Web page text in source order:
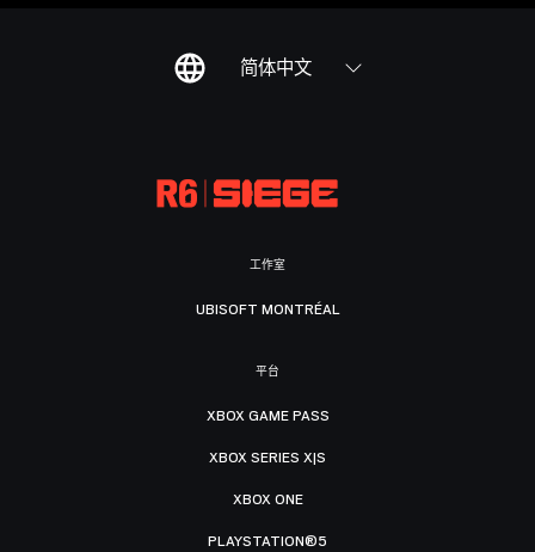
简体中文
工作室
UBISOFT MONTRÉAL
平台
XBOX GAME PASS
XBOX SERIES X|S
XBOX ONE
PLAYSTATION®5